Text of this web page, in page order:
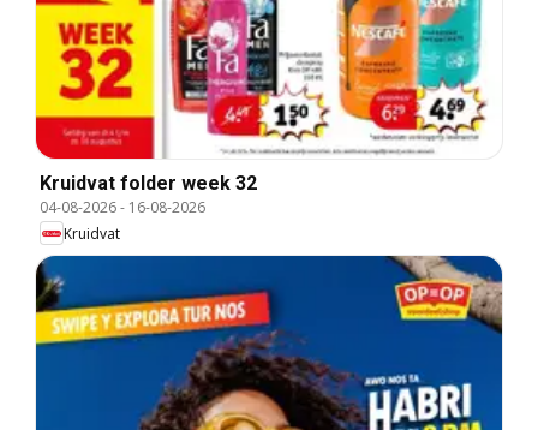
Kruidvat folder week 32
04-08-2026- 16-08-2026
Kruidvat